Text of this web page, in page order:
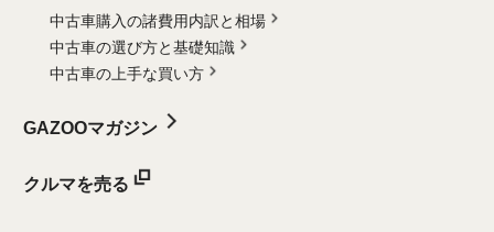
中古車購入の諸費用内訳と相場
中古車の選び方と基礎知識
中古車の上手な買い方
GAZOOマガジン
クルマを売る